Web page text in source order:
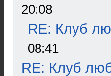
20:08
RE: Клуб
08:41
RE: Клуб